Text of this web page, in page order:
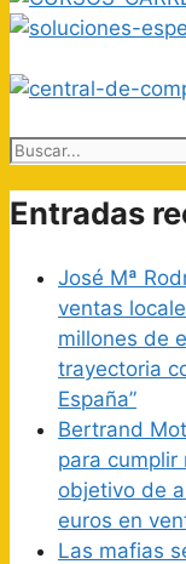
Buscar:
Entradas
José Mª
ventas
millones de
trayectoria
España”
Bertrand
para
objetivo de
euros en
Las mafias